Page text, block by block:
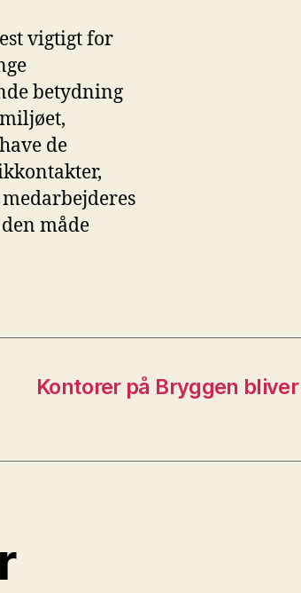
vigtigt for
betydning
de
måde
Kontorer på Bryggen